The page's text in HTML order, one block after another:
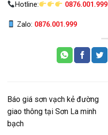
Hotline: 0876.001.999
Zalo: 0876.001.999
Báo giá sơn vạch kẻ đường
giao thông tại Sơn La minh
bạch